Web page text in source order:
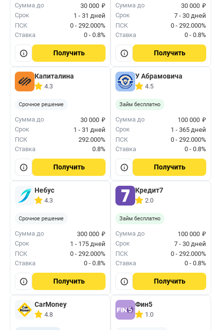
Сумма до 30 000 ₽
Срок
1 - 31 дней
ПСК
0 - 292.000%
Ставка
0 - 0.8%
Получить
Сумма до 30 000 ₽
Срок
7 - 30 дней
ПСК
0 - 292.000%
Ставка
0 - 0.8%
Получить
Капиталина
4.3
Срочное решение
Сумма до 30 000 ₽
Срок
1 - 31 дней
ПСК
292.000%
Ставка
0.8%
Получить
У Абрамовича
4.5
Займ бесплатно
Сумма до 100 000 ₽
Срок
1 - 365 дней
ПСК
0 - 292.000%
Ставка
0 - 0.8%
Получить
Небус
4.3
Срочное решение
Сумма до 300 000 ₽
Срок
1 - 175 дней
ПСК
0 - 292.000%
Ставка
0 - 0.8%
Получить
Кредит7
2.0
Займ бесплатно
Сумма до 100 000 ₽
Срок
7 - 30 дней
ПСК
0 - 292.000%
Ставка
0 - 0.8%
Получить
CarMoney
4.8
Фин5
1.0